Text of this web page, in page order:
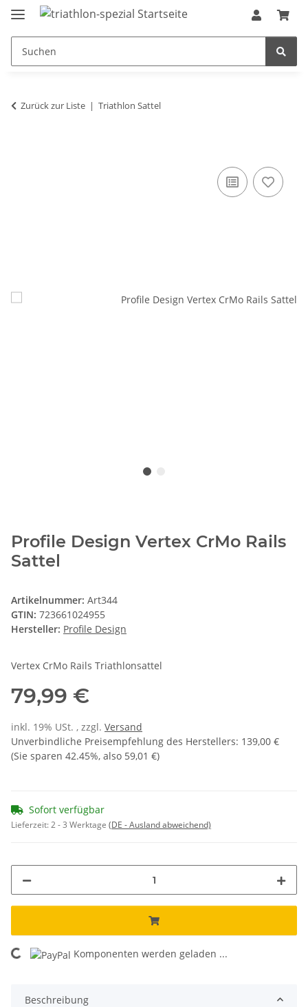
Zurück zur Liste Triathlon Sattel
Profile Design Vertex CrMo Rails
Sattel
Artikelnummer: Art344
GTIN: 723661024955
Hersteller: Profile Design
Vertex CrMo Rails Triathlonsattel
79,99 €
inkl. 19% USt. , zzgl. Versand
Unverbindliche Preisempfehlung des Herstellers: 139,00 €
(Sie sparen 42.45%, also 59,01 €)
Sofort verfügbar
Lieferzeit:2 - 3 Werktage (DE - Ausland abweichend)
Loading... Komponenten werden geladen ...
Beschreibung